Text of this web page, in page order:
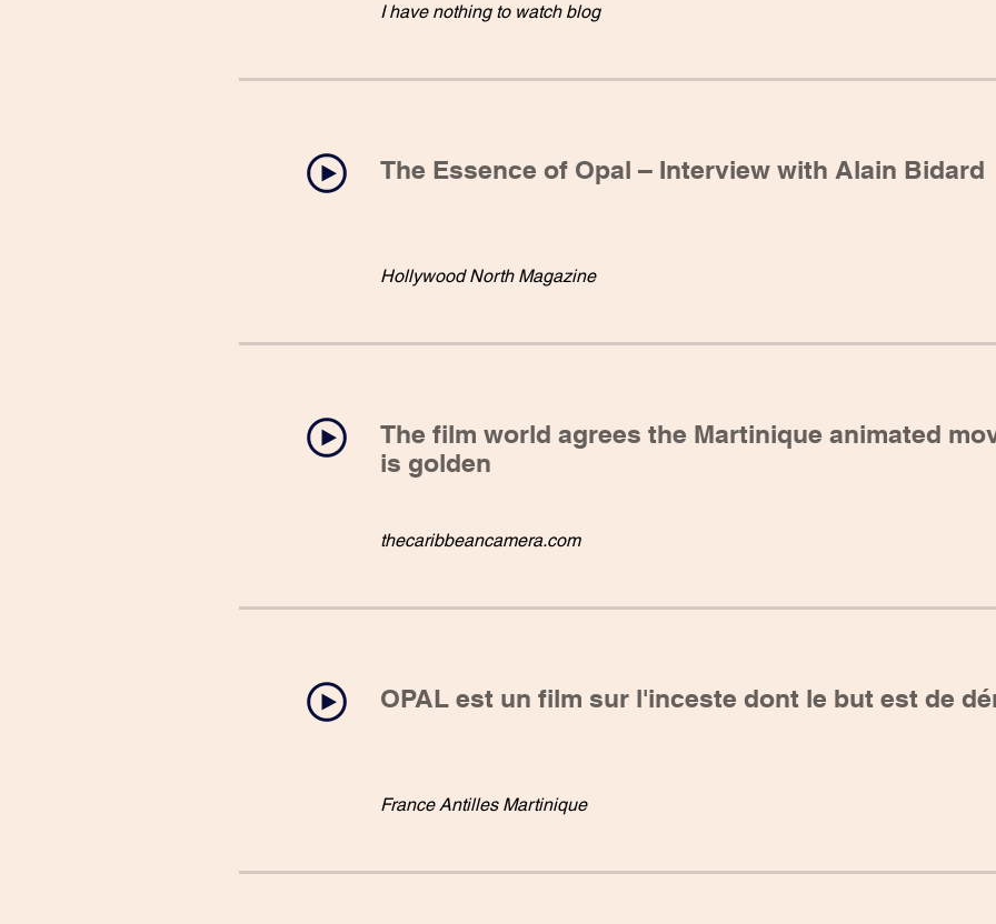
I have nothing to watch blog
The Essence of Opal – Interview with Alain Bidard
Hollywood North Magazine
The film world agrees the Martinique animated
is golden
thecaribbeancamera.com
OPAL est un film sur l'inceste dont le but est de
France Antilles Martinique